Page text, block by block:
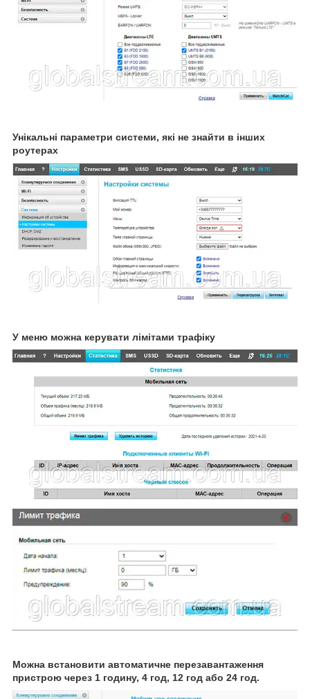
Унікальні параметри системи, які не знайти в інших
роутерах
У меню можна керувати лімітами трафіку
Можна встановити автоматичне перезавантаження
пристрою через 1 годину, 4 год, 12 год або 24 год.